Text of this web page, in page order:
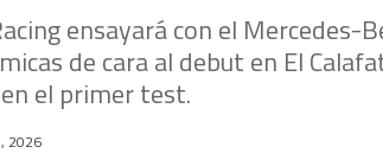
ensayará con el Mercedes-
de cara al debut en El
el primer test.
2026